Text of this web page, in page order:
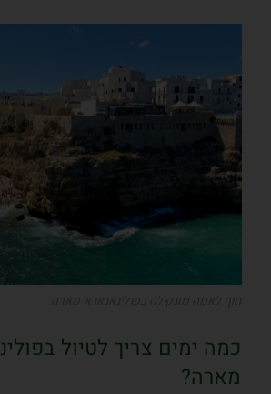
כמה ימים צריך לטיול
מארה?